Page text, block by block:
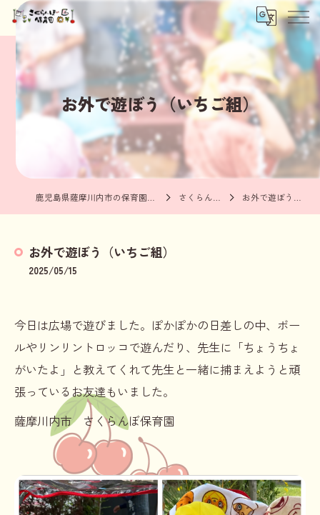
お外で遊ぼう（いちご組）
さくらんぼブログ お外で遊ぼう（いちご組）
お外で遊ぼう（いちご組）
2025/05/15
今日は広場で遊びました。ぽかぽかの日差しの中、ボー
ルやリンリントロッコで遊んだり、先生に「ちょうちょ
がいたよ」と教えてくれて先生と一緒に捕まえようと頑
張っているお友達もいました。
薩摩川内市 さくらんぼ保育園